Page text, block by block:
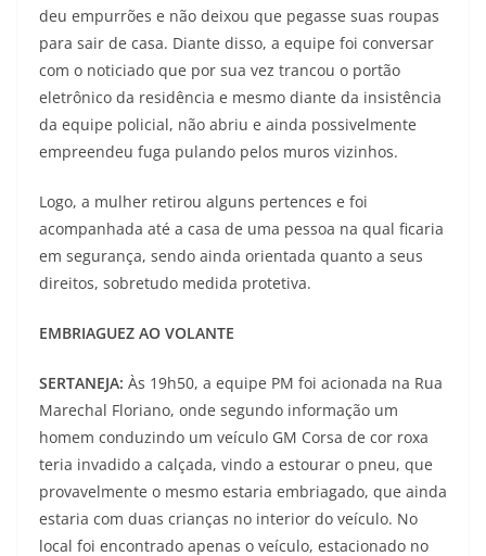
deu empurrões e não deixou que pegasse suas roupas
para sair de casa. Diante disso, a equipe foi conversar
com o noticiado que por sua vez trancou o portão
eletrônico da residência e mesmo diante da insistência
da equipe policial, não abriu e ainda possivelmente
empreendeu fuga pulando pelos muros vizinhos.
Logo, a mulher retirou alguns pertences e foi
acompanhada até a casa de uma pessoa na qual ficaria
em segurança, sendo ainda orientada quanto a seus
direitos, sobretudo medida protetiva.
EMBRIAGUEZ AO VOLANTE
SERTANEJA: Às 19h50, a equipe PM foi acionada na Rua
Marechal Floriano, onde segundo informação um
homem conduzindo um veículo GM Corsa de cor roxa
teria invadido a calçada, vindo a estourar o pneu, que
provavelmente o mesmo estaria embriagado, que ainda
estaria com duas crianças no interior do veículo. No
local foi encontrado apenas o veículo, estacionado no